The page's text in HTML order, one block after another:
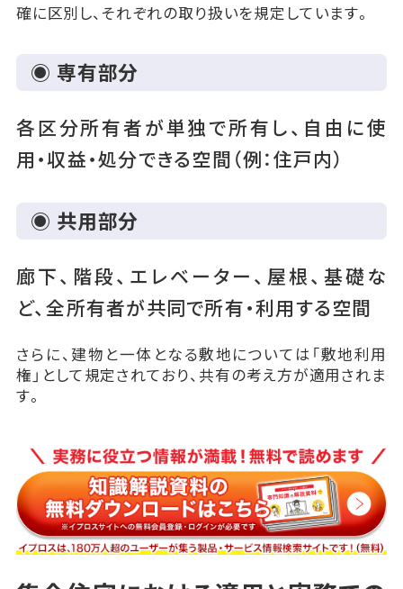
確に区別し、それぞれの取り扱いを規定しています。
◉ 専有部分
各区分所有者が単独で所有し、自由に使
用・収益・処分できる空間（例：住戸内）
◉ 共用部分
廊下、階段、エレベーター、屋根、基礎な
ど、全所有者が共同で所有・利用する空間
さらに、建物と一体となる敷地については「敷地利用
権」として規定されており、共有の考え方が適用されま
す。